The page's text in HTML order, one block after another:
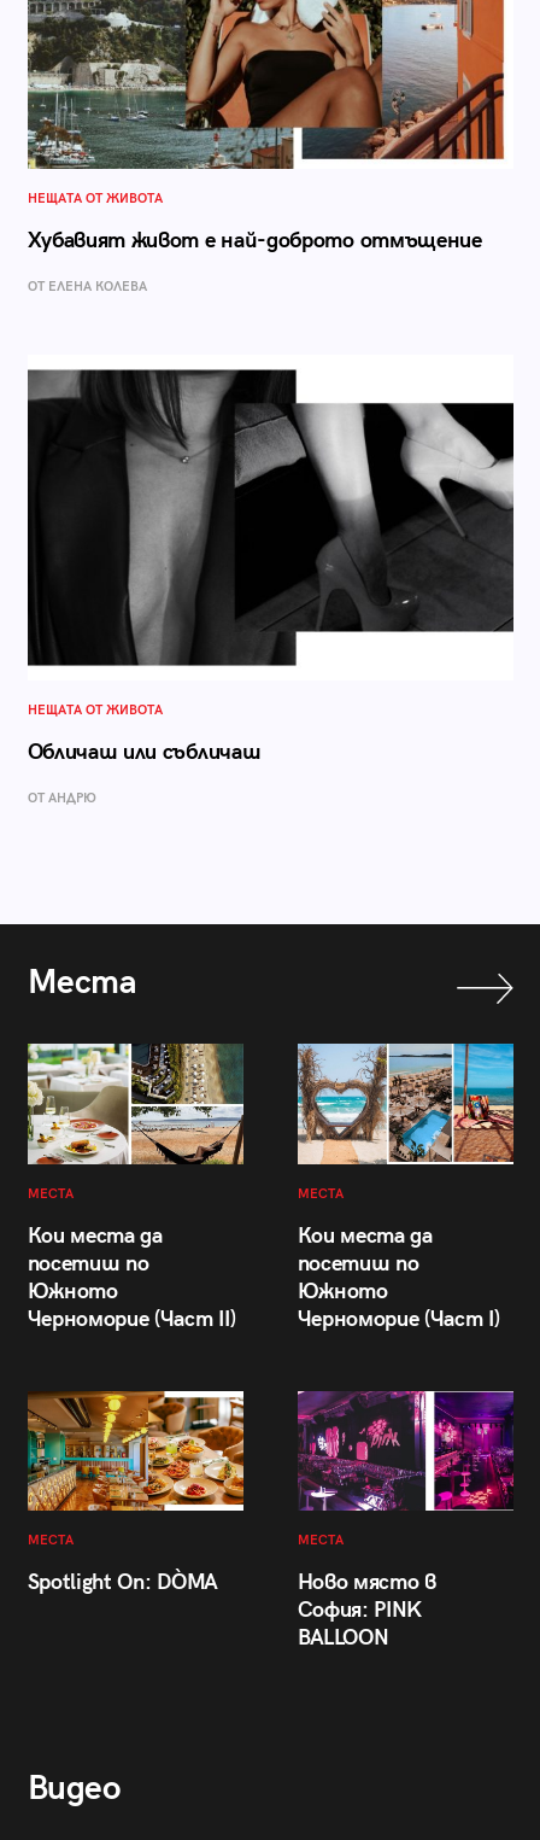
НЕЩАТА ОТ ЖИВОТА
Хубавият живот е най-доброто отмъщение
ОТ ЕЛЕНА КОЛЕВА
НЕЩАТА ОТ ЖИВОТА
Обличаш или събличаш
ОТ АНДРЮ
Места
МЕСТА
Кои места да
посетиш по
Южното
Черноморие (Част II)
МЕСТА
Кои места да
посетиш по
Южното
Черноморие (Част I)
МЕСТА
Spotlight On: DÒMA
МЕСТА
Ново място в
София: PINK
BALLOON
Видео